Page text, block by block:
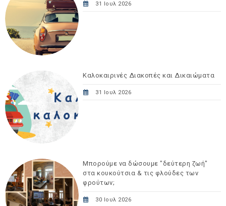
31 Ιουλ 2026
Καλοκαιρινές Διακοπές και Δικαιώματα
31 Ιουλ 2026
Μπορούμε να δώσουμε "δεύτερη ζωή"
στα κουκούτσια & τις φλούδες των
φρούτων;
30 Ιουλ 2026